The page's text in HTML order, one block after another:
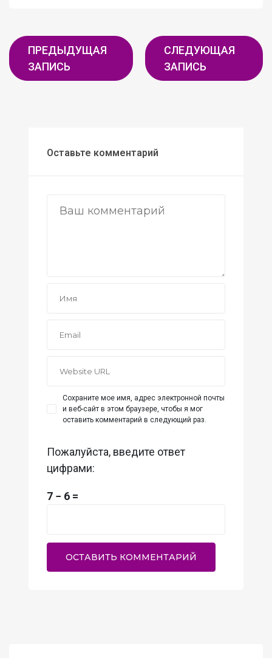
ПРЕДЫДУЩАЯ
ЗАПИСЬ
СЛЕДУЮЩАЯ
ЗАПИСЬ
Оставьте комментарий
Сохраните мое имя, адрес электронной почты
и веб-сайт в этом браузере, чтобы я мог
оставить комментарий в следующий раз.
Пожалуйста, введите ответ
цифрами:
7 − 6 =